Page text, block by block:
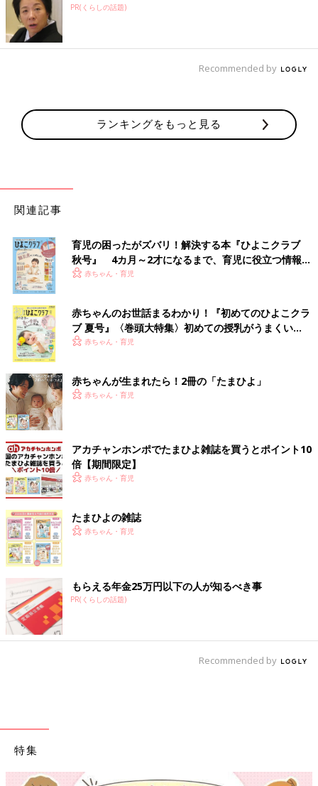
PR(くらしの話題)
Recommended by
ランキングをもっと見る
関連記事
育児の困ったがズバリ！解決する本『ひよこクラブ
秋号』 4カ月～2才になるまで、育児に役立つ情報が
いっぱい！
赤ちゃん・育児
赤ちゃんのお世話まるわかり！『初めてのひよこクラ
ブ 夏号』〈巻頭大特集〉初めての授乳がうまくい
く！ おっぱい・ミルクの基本と夏のトラブル 解決テ
赤ちゃん・育児
赤ちゃんが生まれたら！2冊の「たまひよ」
赤ちゃん・育児
アカチャンホンポでたまひよ雑誌を買うとポイント10
倍【期間限定】
赤ちゃん・育児
たまひよの雑誌
赤ちゃん・育児
もらえる年金25万円以下の人が知るべき事
PR(くらしの話題)
Recommended by
特集